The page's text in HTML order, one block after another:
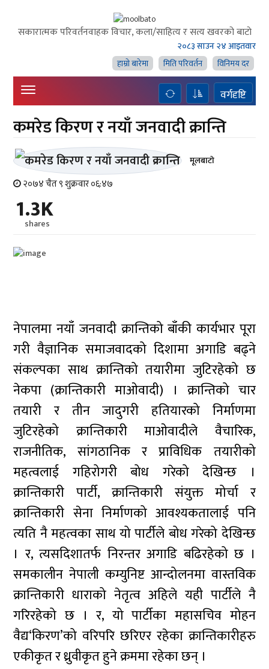
सकारात्मक परिवर्तनवाहक विचार, कला/साहित्य र सत्य खवरको बाटाे
२०८३ साउन २४ आइतवार
हाम्राे बारेमा
मिति परिवर्तन विनिमय दर
वर्गदृष्टि
कमरेड किरण र नयाँ जनवादी क्रान्ति
मूलबाटाे
२०७४ चैत ९ शुक्रवार ०६:४७
1.3K
shares
नेपालमा नयाँ जनवादी क्रान्तिको बाँकी कार्यभार पूरा
गरी वैज्ञानिक समाजवादको दिशामा अगाडि बढ्ने
संकल्पका साथ क्रान्तिको तयारीमा जुटिरहेको छ
नेकपा (क्रान्तिकारी माओवादी) । क्रान्तिको चार
तयारी र तीन जादुगरी हतियारको निर्माणमा
जुटिरहेको क्रान्तिकारी माओवादीले वैचारिक,
राजनीतिक, सांगठानिक र प्राविधिक तयारीको
महत्वलाई गहिरोगरी बोध गरेको देखिन्छ ।
क्रान्तिकारी पार्टी, क्रान्तिकारी संयुक्त मोर्चा र
क्रान्तिकारी सेना निर्माणको आवश्यकतालाई पनि
त्यति नै महत्वका साथ यो पार्टीले बोध गरेको देखिन्छ
। र, त्यसदिशातर्फ निरन्तर अगाडि बढिरहेको छ ।
समकालीन नेपाली कम्युनिष्ट आन्दोलनमा वास्तविक
क्रान्तिकारी धाराको नेतृत्व अहिले यही पार्टीले नै
गरिरहेको छ । र, यो पार्टीका महासचिव मोहन
वैद्य‘किरण’को वरिपरि छरिएर रहेका क्रान्तिकारीहरु
एकीकृत र ध्रुवीकृत हुने क्रममा रहेका छन् ।